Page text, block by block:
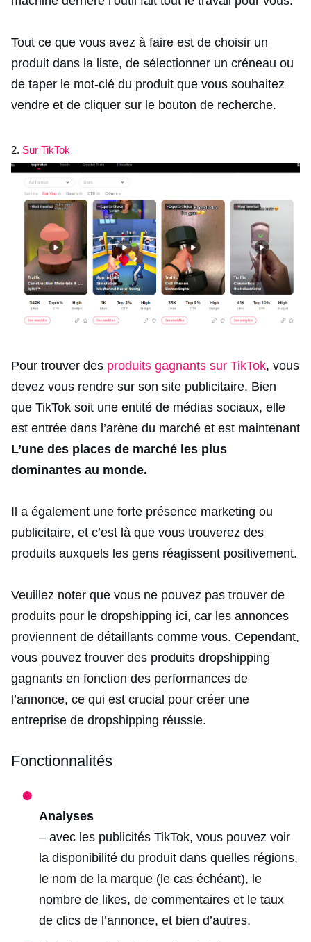
Tout ce que vous avez à faire est de choisir un
produit dans la liste, de sélectionner un créneau ou
de taper le mot-clé du produit que vous souhaitez
vendre et de cliquer sur le bouton de recherche.
2. Sur TikTok
Pour trouver des produits gagnants sur TikTok, vous
devez vous rendre sur son site publicitaire. Bien
que TikTok soit une entité de médias sociaux, elle
est entrée dans l’arène du marché et est maintenant
L’une des places de marché les plus
dominantes au monde.
Il a également une forte présence marketing ou
publicitaire, et c’est là que vous trouverez des
produits auxquels les gens réagissent positivement.
Veuillez noter que vous ne pouvez pas trouver de
produits pour le dropshipping ici, car les annonces
proviennent de détaillants comme vous. Cependant,
vous pouvez trouver des produits dropshipping
gagnants en fonction des performances de
l’annonce, ce qui est crucial pour créer une
entreprise de dropshipping réussie.
Fonctionnalités
Analyses
– avec les publicités TikTok, vous pouvez voir
la disponibilité du produit dans quelles régions,
le nom de la marque (le cas échéant), le
nombre de likes, de commentaires et le taux
de clics de l’annonce, et bien d’autres.